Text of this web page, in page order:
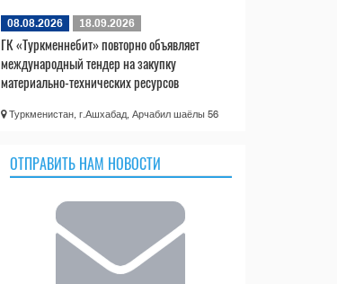
08.08.2026 18.09.2026
ГК «Туркменнебит» повторно объявляет
международный тендер на закупку
материально-технических ресурсов
Туркменистан, г.Ашхабад, Арчабил шаёлы 56
ОТПРАВИТЬ НАМ НОВОСТИ